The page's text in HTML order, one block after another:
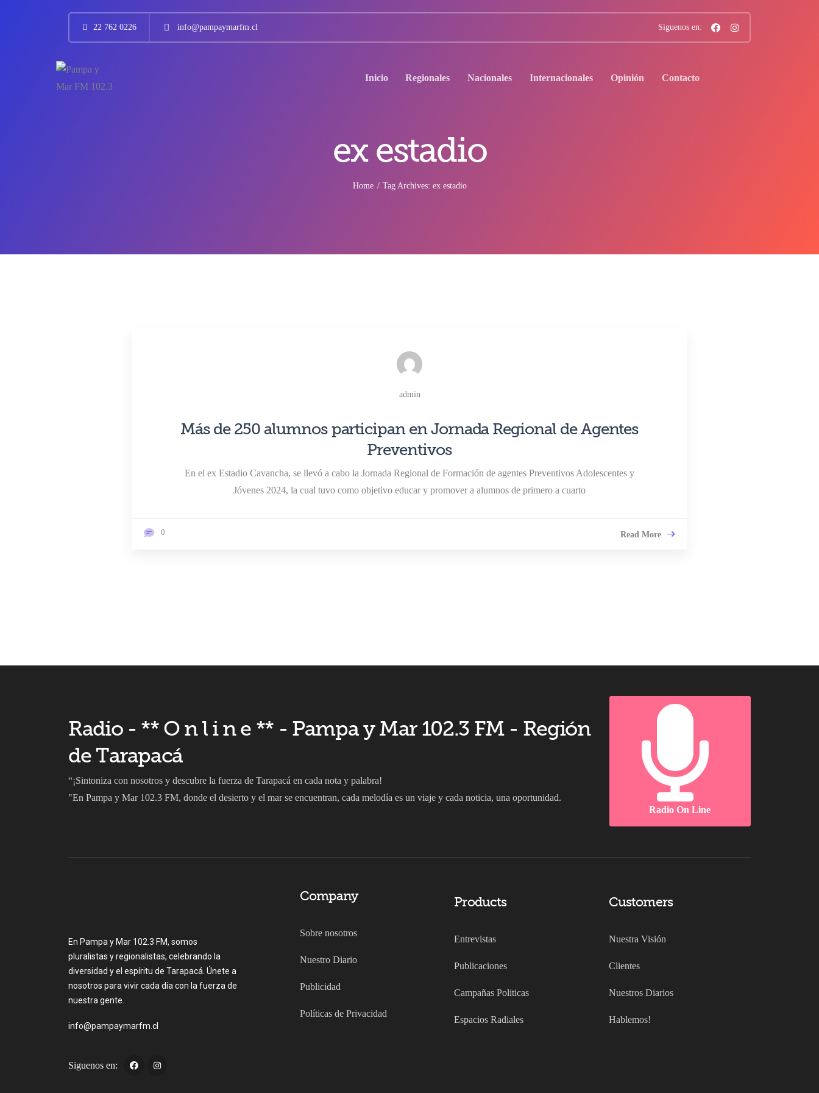
22 762 0226 info@pampaymarfm.cl Siguenos en:
Inicio Regionales Nacionales Internacionales Opinión Contacto
ex estadio
Home Tag Archives: ex estadio
admin
Más de 250 alumnos participan en Jornada Regional de Agentes
Preventivos
En el ex Estadio Cavancha, se llevó a cabo la Jornada Regional de Formación de agentes Preventivos Adolescentes y
Jóvenes 2024, la cual tuvo como objetivo educar y promover a alumnos de primero a cuarto
0 Read More
Radio - ** O n l i n e ** - Pampa y Mar 102.3 FM - Región
de Tarapacá
“¡Sintoniza con nosotros y descubre la fuerza de Tarapacá en cada nota y palabra!
"En Pampa y Mar 102.3 FM, donde el desierto y el mar se encuentran, cada melodía es un viaje y cada noticia, una oportunidad.
Radio On Line
En Pampa y Mar 102.3 FM, somos
pluralistas y regionalistas, celebrando la
diversidad y el espíritu de Tarapacá. Únete a
nosotros para vivir cada día con la fuerza de
nuestra gente.
info@pampaymarfm.cl
Siguenos en:
Company
Sobre nosotros
Nuestro Diario
Publicidad
Políticas de Privacidad
Products
Entrevistas
Publicaciones
Campañas Politicas
Espacios Radiales
Customers
Nuestra Visión
Clientes
Nuestros Diarios
Hablemos!